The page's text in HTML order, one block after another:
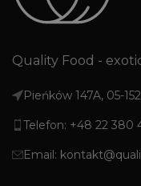
Quality Food -
Pieńków 147A, 05-
Telefon: +48 22 380
Email: